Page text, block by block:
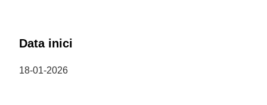
Data inici
18-01-2026